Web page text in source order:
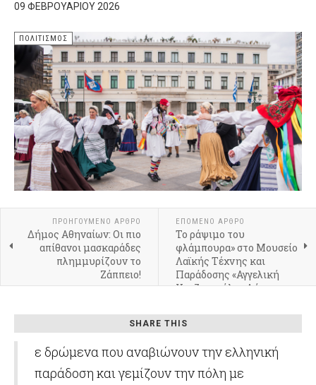
09 ΦΕΒΡΟΥΑΡΊΟΥ 2026
ΠΟΛΙΤΙΣΜΌΣ
ΠΡΟΗΓΟΎΜΕΝΟ ΆΡΘΡΟ
Δήμος Αθηναίων: Οι πιο
απίθανοι μασκαράδες
πλημμυρίζουν το
Ζάππειο!
ΕΠΌΜΕΝΟ ΆΡΘΡΟ
Το ράψιμο του
φλάμπουρα» στο Μουσείο
Λαϊκής Τέχνης και
Παράδοσης «Αγγελική
Χατζημιχάλη» Δήμου
SHARE THIS
ε δρώμενα που αναβιώνουν την ελληνική
παράδοση και γεμίζουν την πόλη με